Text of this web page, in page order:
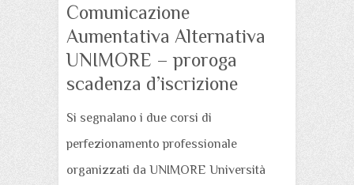
Comunicazione
Aumentativa Alternativa
UNIMORE – proroga
scadenza d’iscrizione
Si segnalano i due corsi di
perfezionamento professionale
organizzati da UNIMORE Università